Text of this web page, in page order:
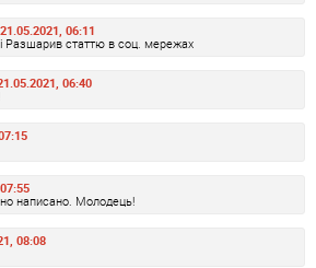
21.05.2021, 06:11
Разшарив статтю в соц. мережах
06:40
написано. Молодець!
08:08